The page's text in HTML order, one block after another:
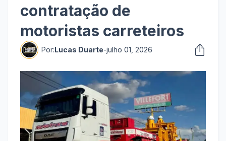
contratação de
motoristas carreteiros
Por:Lucas Duarte-julho 01, 2026